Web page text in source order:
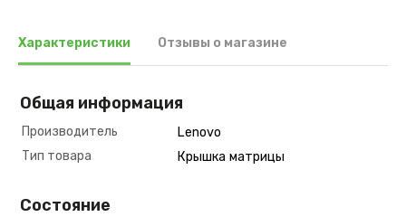
Характеристики Отзывы о магазине
Общая информация
Производитель
Lenovo
Тип товара
Крышка матрицы
Состояние